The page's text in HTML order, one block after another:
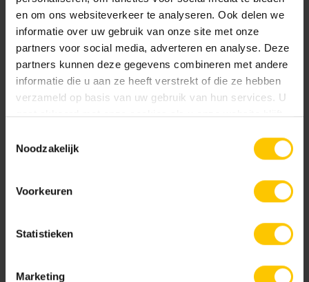
en om ons websiteverkeer te analyseren. Ook delen we
informatie over uw gebruik van onze site met onze
partners voor social media, adverteren en analyse. Deze
partners kunnen deze gegevens combineren met andere
informatie die u aan ze heeft verstrekt of die ze hebben
verzameld op basis van uw gebruik van hun services. U
gaat akkoord met onze cookies als u onze website blijft
Noodzakelijk
Voorkeuren
Statistieken
Marketing
Maat
6 x 100 x 30
Kleur